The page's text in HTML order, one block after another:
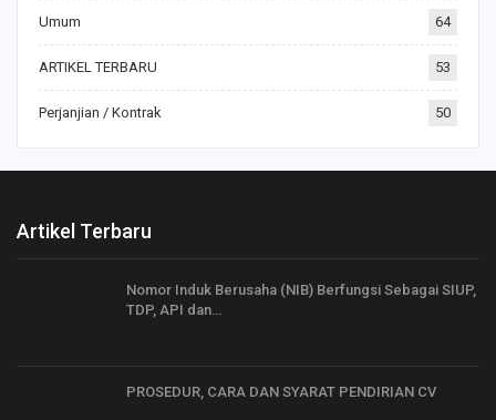
Umum 64
ARTIKEL TERBARU 53
Perjanjian / Kontrak 50
Artikel Terbaru
Nomor Induk Berusaha (NIB) Berfungsi Sebagai SIUP,
TDP, API dan…
PROSEDUR, CARA DAN SYARAT PENDIRIAN CV